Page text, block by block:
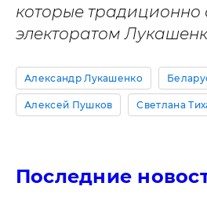
которые традиционно
электоратом
Александр Лукашенко
Алексей Пушков Светлана
Последние